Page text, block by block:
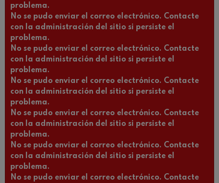
problema.
No se pudo enviar el correo electrónico. Contacte
con la administración del sitio si persiste el
problema.
No se pudo enviar el correo electrónico. Contacte
con la administración del sitio si persiste el
problema.
No se pudo enviar el correo electrónico. Contacte
con la administración del sitio si persiste el
problema.
No se pudo enviar el correo electrónico. Contacte
con la administración del sitio si persiste el
problema.
No se pudo enviar el correo electrónico. Contacte
con la administración del sitio si persiste el
problema.
No se pudo enviar el correo electrónico. Contacte